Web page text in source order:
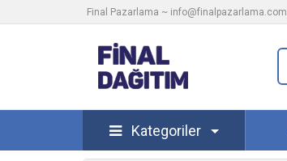
Final Pazarlama ~ info@finalpazarlama.com
Kategoriler